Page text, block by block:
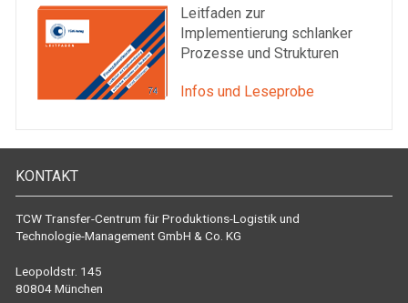
Leitfaden zur
Implementierung schlanker
Prozesse und Strukturen
Infos und Leseprobe
KONTAKT
TCW Transfer-Centrum für Produktions-Logistik und
Technologie-Management GmbH & Co. KG
Leopoldstr. 145
80804 München